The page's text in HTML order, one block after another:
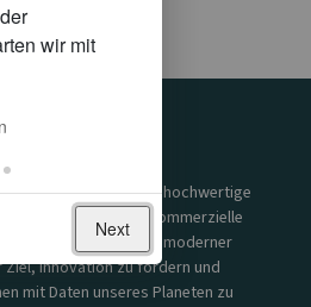
Hub stellt qualitativ hochwertige
sowie öffentliche & kommerzielle
die Bereitstellung moderner
Innovation zu fördern und
mit Daten unseres Planeten zu
Next